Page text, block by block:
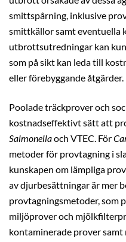
smittspårning, inklusive
smittkällor samt eventuella
utbrottsutredningar kan
som på sikt kan leda till
eller förebyggande åtgärder.
Poolade träckprover och
kostnadseffektivt sätt att
Salmonellaoch VTEC. För
metoder för provtagning i
kunskapen om lämpliga
av djurbesättningar är mer
provtagningsmetoder, som
miljöprover och
kontaminerade prover samt